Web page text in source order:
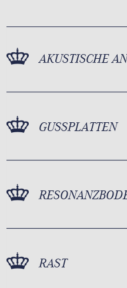
AKUSTISCHE
GUSSPLATTEN
RAST